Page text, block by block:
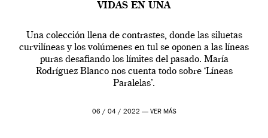
VIDAS EN UNA
Una colección llena de contrastes, donde las siluetas
curvilíneas y los volúmenes en tul se oponen a las líneas
puras desafiando los límites del pasado. María
Rodríguez Blanco nos cuenta todo sobre ‘Líneas
Paralelas’.
06 / 04 / 2022 — VER MÁS